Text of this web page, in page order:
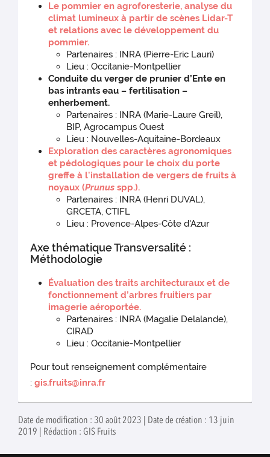
Le pommier en agroforesterie, analyse du
climat lumineux à partir de scènes Lidar-T
et relations avec le développement du
pommier.
Partenaires : INRA (Pierre-Eric Lauri)
Lieu : Occitanie-Montpellier
Conduite du verger de prunier d’Ente en
bas intrants eau – fertilisation –
enherbement.
Partenaires : INRA (Marie-Laure Greil),
BIP, Agrocampus Ouest
Lieu : Nouvelles-Aquitaine-Bordeaux
Exploration des caractères agronomiques
et pédologiques pour le choix du porte
greffe à l'installation de vergers de fruits à
noyaux (Prunus spp.).
Partenaires : INRA (Henri DUVAL),
GRCETA, CTIFL
Lieu : Provence-Alpes-Côte d'Azur
Axe thématique Transversalité :
Méthodologie
Évaluation des traits architecturaux et de
fonctionnement d’arbres fruitiers par
imagerie aéroportée.
Partenaires : INRA (Magalie Delalande),
CIRAD
Lieu : Occitanie-Montpellier
Pour tout renseignement complémentaire
:gis.fruits@inra.fr
Date de modification : 30 août 2023 | Date de création : 13 juin
2019 | Rédaction : GIS Fruits